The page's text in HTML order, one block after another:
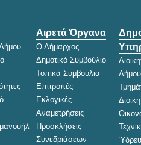
Αιρετά Όργανα
Ο Δήμαρχος
Δημοτικό Συμβούλιο
Τοπικά Συμβούλια
Επιτροπές
Εκλογικές
Αναμετρήσεις
Προσκλήσεις
Συνεδριάσεων
Δήμου